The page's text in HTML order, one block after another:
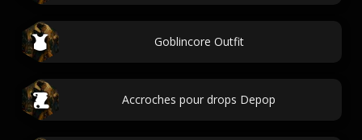
Goblincore Outfit
Accroches pour drops Depop